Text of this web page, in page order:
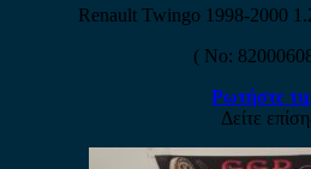
Renault Twingo 1998-2000
( No:
Ρωτήστε
Δείτε